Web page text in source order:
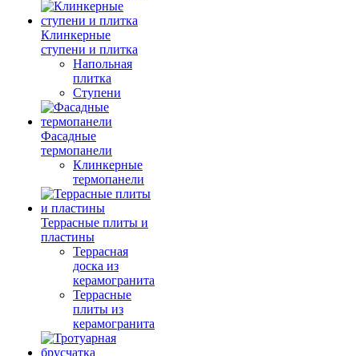
Клинкерные
ступени и плитка
Напольная
плитка
Ступени
Фасадные
термопанели
Клинкерные
термопанели
Террасные плиты и
пластины
Террасная
доска из
керамогранита
Террасные
плиты из
керамогранита